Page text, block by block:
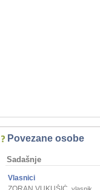
Povezane osobe
Sadašnje
Vlasnici